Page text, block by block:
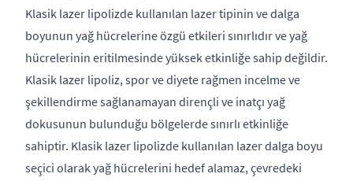
Klasik lazer lipolizde kullanılan lazer tipinin ve dalga
boyunun yağ hücrelerine özgü etkileri sınırlıdır ve yağ
hücrelerinin eritilmesinde yüksek etkinliğe sahip değildir.
Klasik lazer lipoliz, spor ve diyete rağmen incelme ve
şekillendirme sağlanamayan dirençli ve inatçı yağ
dokusunun bulunduğu bölgelerde sınırlı etkinliğe
sahiptir. Klasik lazer lipolizde kullanılan lazer dalga boyu
seçici olarak yağ hücrelerini hedef alamaz, çevredeki